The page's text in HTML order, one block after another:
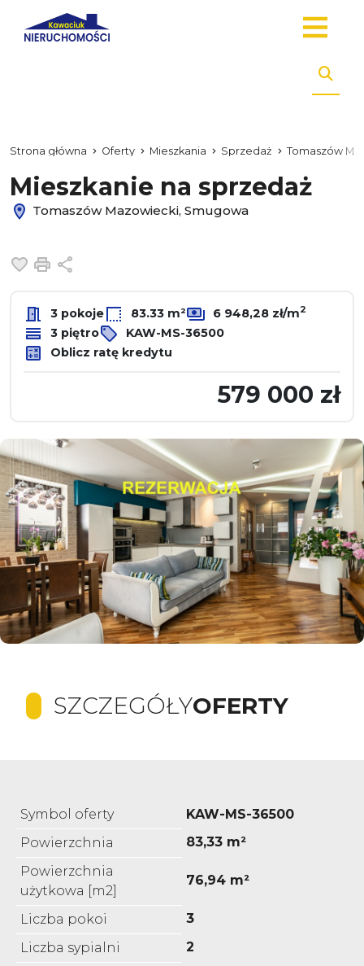
Strona główna Oferty Mieszkania Sprzedaż Tomaszów
Mieszkanie na sprzedaż
Tomaszów Mazowiecki, Smugowa
Dodaj do ulubionych
Drukuj
3 pokoje 83.33 m² 6 948,28 zł/m2
3 piętro
KAW-MS-36500
Oblicz ratę kredytu
579 000 zł
SZCZEGÓŁYOFERTY
Symbol oferty
KAW-MS-36500
Powierzchnia
83,33 m²
Powierzchnia
użytkowa [m2]
76,94 m²
Liczba pokoi
3
Liczba sypialni
2